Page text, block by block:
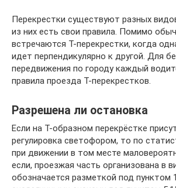
Перекрестки существуют разных
из них есть свои правила. Помимо
встречаются Т-перекрестки, когда
идет перпендикулярно к другой. Для
передвижения по городу каждый
правила проезда Т-перекрестков.
Разрешена ли остановка
Если на Т-образном перекрёстке
регулировка светофором, то по
при движении в том месте
если, проезжая часть организована в
обозначается разметкой под пунктом